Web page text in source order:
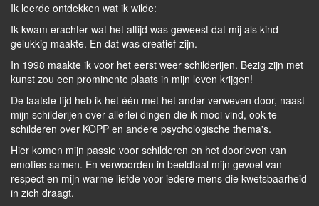
Ik leerde ontdekken wat ik wilde:
Ik kwam erachter wat het altijd was geweest dat mij als kind
gelukkig maakte. En dat was creatief-zijn.
In 1998 maakte ik voor het eerst weer schilderijen. Bezig zijn met
kunst zou een prominente plaats in mijn leven krijgen!
De laatste tijd heb ik het één met het ander verweven door, naast
mijn schilderijen over allerlei dingen die ik mooi vind, ook te
schilderen over KOPP en andere psychologische thema's.
Hier komen mijn passie voor schilderen en het doorleven van
emoties samen. En verwoorden in beeldtaal mijn gevoel van
respect en mijn warme liefde voor iedere mens die kwetsbaarheid
in zich draagt.